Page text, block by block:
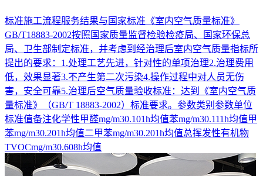
标准施工流程服务结果与国家标准《室内空气质量标准》
GB/T18883-2002按照国家质量监督检验检疫局、国家环保总
局、卫生部制定标准，并考虑到经治理后室内空气质量指标所
提出的要求：1.处理工艺先进，针对性的单项治理2.治理费用
低，效果显著3.不产生第二次污染4.操作过程中对人员无伤
害，安全可靠5.治理后空气质量验收标准：达到《室内空气质
量标准》（GB/T 18883-2002）标准要求。参数类别参数单位
标准值备注化学性甲醛mg/m30.101h均值苯mg/m30.111h均值甲
苯mg/m30.201h均值二甲苯mg/m30.201h均值总挥发性有机物
TVOCmg/m30.608h均值